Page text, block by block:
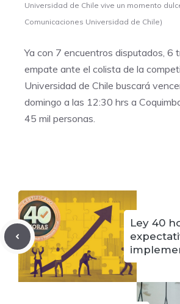
Universidad de Chile vive un momento
Comunicaciones Universidad de Chile)
Ya con 7 encuentros disputados, 6
empate ante el colista de la
Universidad de Chile buscará
domingo a las 12:30 hrs a
45 mil personas.
Ley 40